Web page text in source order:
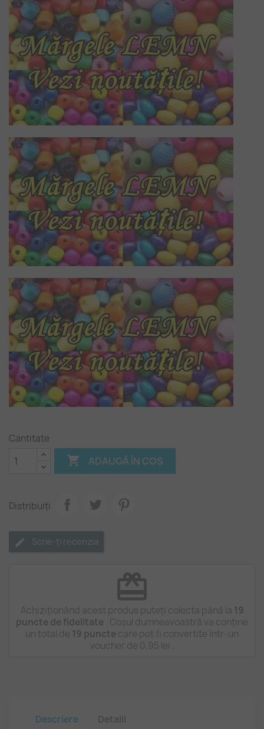
Cantitate
 ADAUGĂ ÎN COȘ
Distribuiți
Scrie-ți recenzia
redeem
Achiziționând acest produs puteți colecta până la 19
puncte de fidelitate . Coșul dumneavoastră va conține
un total de 19 puncte care pot fi convertite într-un
voucher de 0,95 lei
Descriere Detalii